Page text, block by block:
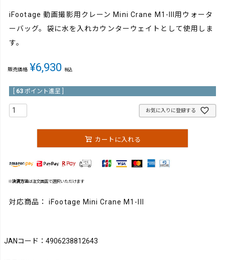
iFootage 動画撮影用クレーン Mini Crane M1-III用ウォータ
ーバッグ。袋に水を入れカウンターウェイトとして使用しま
す。
販売価格 ¥6,930 税込
63 ポイント進呈 ]
お気に入りに登録する
カートに入れる
※決済方法は注文画面で選択いただけます
対応商品： iFootage Mini Crane M1-III
JANコード：4906238812643